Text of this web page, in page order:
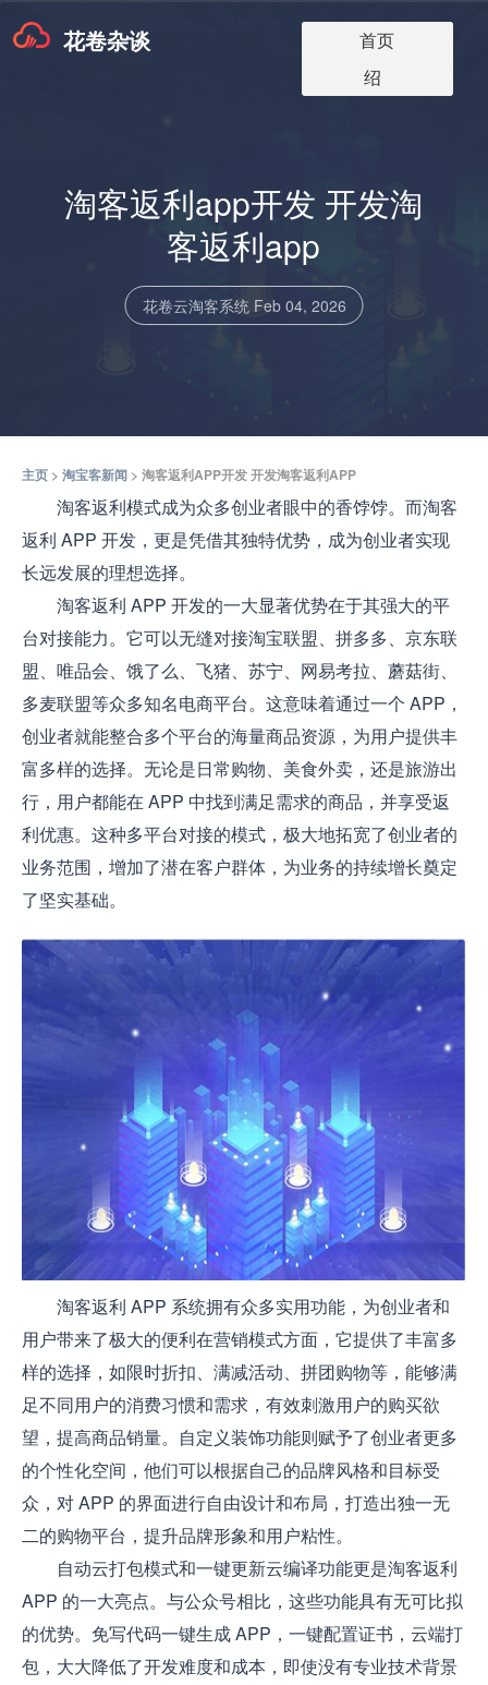
关于我们
淘宝客博客
淘宝客软件更
新
淘宝客app版本
价格
淘宝客app介
绍
首页
花卷杂谈
淘客返利app开发 开发淘
客返利app
花卷云淘客系统 Feb 04, 2026
主页 > 淘宝客新闻 > 淘客返利APP开发 开发淘客返利APP
淘客返利模式成为众多创业者眼中的香饽饽。而淘客
返利 APP 开发，更是凭借其独特优势，成为创业者实现
长远发展的理想选择。
淘客返利 APP 开发的一大显著优势在于其强大的平
台对接能力。它可以无缝对接淘宝联盟、拼多多、京东联
盟、唯品会、饿了么、飞猪、苏宁、网易考拉、蘑菇街、
多麦联盟等众多知名电商平台。这意味着通过一个 APP，
创业者就能整合多个平台的海量商品资源，为用户提供丰
富多样的选择。无论是日常购物、美食外卖，还是旅游出
行，用户都能在 APP 中找到满足需求的商品，并享受返
利优惠。这种多平台对接的模式，极大地拓宽了创业者的
业务范围，增加了潜在客户群体，为业务的持续增长奠定
了坚实基础。
淘客返利 APP 系统拥有众多实用功能，为创业者和
用户带来了极大的便利在营销模式方面，它提供了丰富多
样的选择，如限时折扣、满减活动、拼团购物等，能够满
足不同用户的消费习惯和需求，有效刺激用户的购买欲
望，提高商品销量。自定义装饰功能则赋予了创业者更多
的个性化空间，他们可以根据自己的品牌风格和目标受
众，对 APP 的界面进行自由设计和布局，打造出独一无
二的购物平台，提升品牌形象和用户粘性。
自动云打包模式和一键更新云编译功能更是淘客返利
APP 的一大亮点。与公众号相比，这些功能具有无可比拟
的优势。免写代码一键生成 APP，一键配置证书，云端打
包，大大降低了开发难度和成本，即使没有专业技术背景